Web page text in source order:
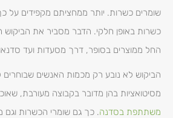
שומרים כשרות. יותר ממחציתם מקפידים על
כשרות באופן חלקי. הדבר מסביר את
החל ממוצרים בסופר, דרך מסעדות ועד
הביקוש לא נובע רק מכמות האנשים שבוחרים
מסיטואציות בהן מדובר בקבוצה מעורבת,
משתתפת בסדנה. כך גם שומרי הכשרות וגם